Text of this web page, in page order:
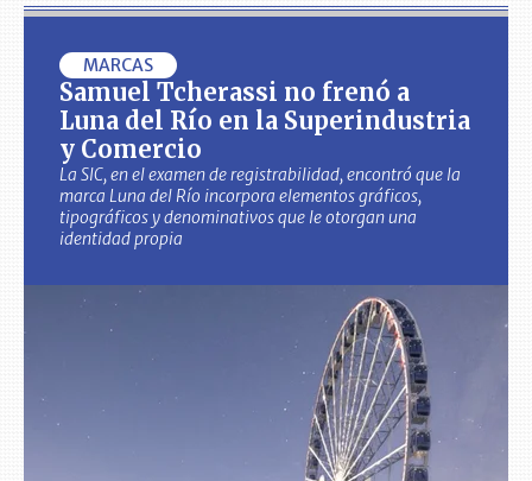
MARCAS
Samuel Tcherassi no frenó a
Luna del Río en la Superindustria
y Comercio
La SIC, en el examen de registrabilidad, encontró que la
marca Luna del Río incorpora elementos gráficos,
tipográficos y denominativos que le otorgan una
identidad propia